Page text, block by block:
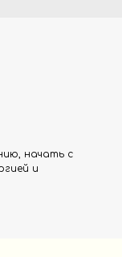
начать с
и